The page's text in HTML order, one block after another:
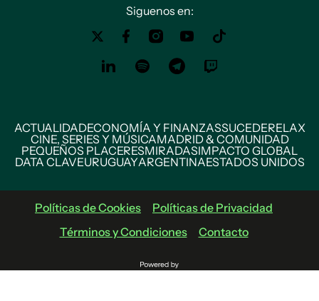
Siguenos en:
ACTUALIDADECONOMÍA Y FINANZASSUCEDERELAX
CINE, SERIES Y MÚSICAMADRID & COMUNIDAD
PEQUEÑOS PLACERESMIRADASIMPACTO GLOBAL
DATA CLAVEURUGUAYARGENTINAESTADOS UNIDOS
Políticas de Cookies
Políticas de Privacidad
Términos y Condiciones
Contacto